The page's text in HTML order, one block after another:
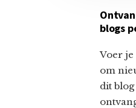
blogs
Voer
om
dit